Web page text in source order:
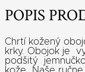
POPIS
Chrtí kožený
krky. Obojok je
podšitý